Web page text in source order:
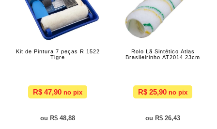
Kit de Pintura 7 peças R.1522
Tigre
R$ 47,90
R$ 48,88
Rolo Lã Sintético Atlas
Brasileirinho AT2014 23cm
R$ 25,90
R$ 26,43